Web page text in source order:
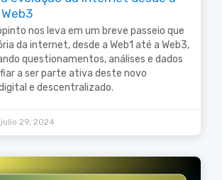
nos leva em um breve passeio que
da internet, desde a Web1 até a Web3,
questionamentos, análises e dados
a ser parte ativa deste novo
e descentralizado.
julio 29, 2024